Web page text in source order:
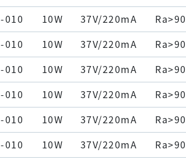
010 10W 37V/220mA Ra>90
010 10W 37V/220mA Ra>90
010 10W 37V/220mA Ra>90
010 10W 37V/220mA Ra>90
010 10W 37V/220mA Ra>90
010 10W 37V/220mA Ra>90